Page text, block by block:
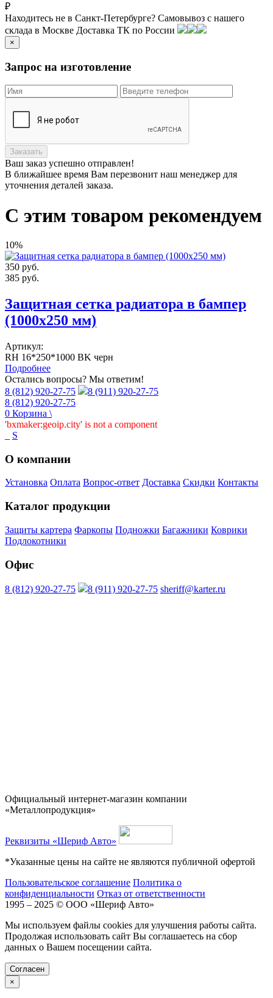
₽
Находитесь не в Санкт-Петербурге? Самовывоз с нашего
склада в Москве Доставка ТК по России
×
Запрос на изготовление
Заказать
Ваш заказ успешно отправлен!
В ближайшее время Вам перезвонит наш менеджер для
уточнения деталей заказа.
С этим товаром рекомендуем
10%
350 руб.
385 руб.
Защитная сетка радиатора в бампер
(1000х250 мм)
Артикул:
RH 16*250*1000 BK черн
Подробнее
Остались вопросы? Мы ответим!
8 (812) 920-27-75
8 (911) 920-27-75
8 (812) 920-27-75
0 Корзина \
'bxmaker:geoip.city' is not a component
S
О компании
Установка Оплата Вопрос-ответ Доставка Скидки Контакты
Каталог продукции
Защиты картера Фаркопы Подножки Багажники Коврики
Подлокотники
Офис
8 (812) 920-27-75 8 (911) 920-27-75 sheriff@karter.ru
Официальный интернет-магазин компании
«Металлопродукция»
Реквизиты «Шериф Авто»
*Указанные цены на сайте не являются публичной офертой
Пользовательское соглашение Политика о
конфиденциальности Отказ от ответственности
1995 – 2025 © ООО «Шериф Авто»
Мы используем файлы cookies для улучшения работы сайта.
Продолжая использовать сайт Вы соглашаетесь на сбор
данных о Вашем посещении сайта.
Cогласен
×